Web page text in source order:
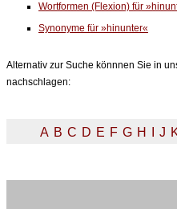
Wortformen (Flexion) für
Synonyme für »hinunter«
Alternativ zur Suche könnnen Sie in
nachschlagen:
A B C D E F G H J